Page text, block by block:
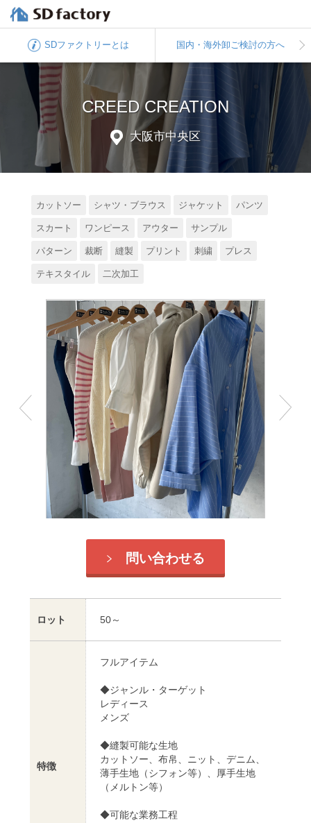
SDファクトリー とは 国内・海外卸ご検討の方へ
CREED CREATION
大阪市中央区
カットソー シャツ・ブラウス ジャケット パンツ
スカート ワンピース アウター サンプル
パターン 裁断 縫製 プリント 刺繍 プレス
テキスタイル 二次加工
問い合わせる
ロット 50～
特徴
フルアイテム
◆ジャンル・ターゲット
レディース
メンズ
◆縫製可能な生地
カットソー、布帛、ニット、デニム、
薄手生地（シフォン等）、厚手生地
（メルトン等）
◆可能な業務工程